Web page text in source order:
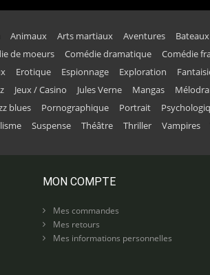
Animaux Arts martiaux Aventures
de moeurs Comédie dramatique Comédie
Erotique Espionnage Exploration
Jeux / Casino Jules Verne Mangas
blues Pornographique Portrait
Suspense Théâtre Thriller Vampires
MON COMPTE
Mes commandes
Mes retours
Mes informations personnelles